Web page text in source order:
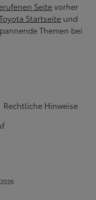
Seitevorher
Startseite und
Themen bei
Rechtliche Hinweise
2026